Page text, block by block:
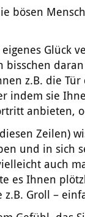
bösen
Glück
bisschen
z.B. die
indem sie
anbieten,
Zeilen)
und in sich
auch
es Ihnen
Groll –